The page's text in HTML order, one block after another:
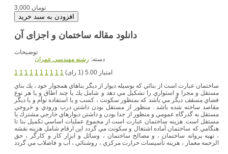
3,000 تومان
دانلود مقاله ساختمان و اجزای آن
توضیحات
دسته: رشته مهندسي عمران
1 1 1 1 1 1 1 1 1 1
امتیاز 5.00 (1 رای)
ساختمان عبارت است از بنائي كه بوسيله ديوار از ديگر بناهاي همجوار خود ، يك بناي
مستقل و مجزا و استواري را تشكيل مي دهد و شامل يك يا چند اطاق و يا هر نوع
فضاي مسقف ديگر مي باشد كه بمنظور سكونت ، كسب و يا استفاده توأم و يا ديگر
مقاصد ساخته شده باشد . منظور از مستقل بودن داشتن درب ورودي و خروجي
مستقل به گذرگاه عمومي و منظور از جدا بودن و داشتن ديوارهاي خارجي مشترك يا
مستقل است. هزينه ساختمان عبارت است از مجموع عمليات اساسي تكميل بنا تا
هنگامي كه ساختمان آماده اشتغال و سكونت مي گردد اين ارقام شامل هزينه نقشه
، تهيه پروانه ساختمان ، و مصالح ساختمان ، وسائل و ابزار كار و كارگر ، حق
الزحمه معمار ، هزينه تأسيسات حرارت مركزي ، روشنائي ، آب و فاضلاب مي گردد
.